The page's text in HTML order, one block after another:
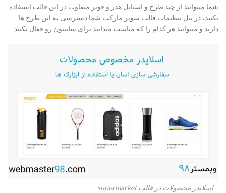
شما میتوانید از چند طرح و استایل هدر و فوتر متفاوت در این قالب استفاده
بکنید، در پنل تنظیمات قالب سوپر مارکت شما دسترسی به این طرح ها
دارید و میتوانید هر کدام را که مناسب میدانید برای سایتتون رو فعال بکنید
اسلایدر محصولات در قالب supermarket